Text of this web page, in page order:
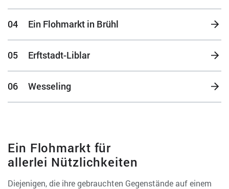
04 Ein Flohmarkt in Brühl
05 Erftstadt-Liblar
06 Wesseling
Ein Flohmarkt für
allerlei Nützlichkeiten
Diejenigen, die ihre gebrauchten Gegenstände auf einem